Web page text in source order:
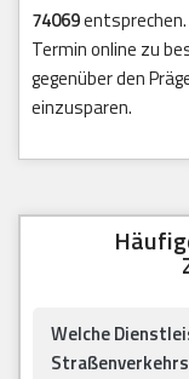
74069
Termin online zu
gegenüber den
einzusparen.
Welche